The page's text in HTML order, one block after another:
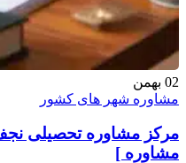
02 بهمن
مشاوره شهر های کشور
مرکز مشاوره تحصیلی
مشاوره ]